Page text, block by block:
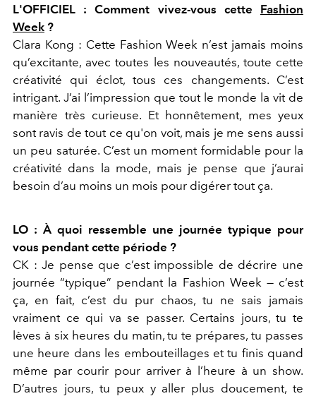
L'OFFICIEL : Comment vivez-vous cette Fashion
Week ?
Clara Kong : Cette Fashion Week n’est jamais moins
qu’excitante, avec toutes les nouveautés, toute cette
créativité qui éclot, tous ces changements. C’est
intrigant. J’ai l’impression que tout le monde la vit de
manière très curieuse. Et honnêtement, mes yeux
sont ravis de tout ce qu'on voit, mais je me sens aussi
un peu saturée. C’est un moment formidable pour la
créativité dans la mode, mais je pense que j’aurai
besoin d’au moins un mois pour digérer tout ça.
LO : À quoi ressemble une journée typique pour
vous pendant cette période ?
CK : Je pense que c’est impossible de décrire une
journée “typique” pendant la Fashion Week — c’est
ça, en fait, c’est du pur chaos, tu ne sais jamais
vraiment ce qui va se passer. Certains jours, tu te
lèves à six heures du matin, tu te prépares, tu passes
une heure dans les embouteillages et tu finis quand
même par courir pour arriver à l’heure à un show.
D’autres jours, tu peux y aller plus doucement, te